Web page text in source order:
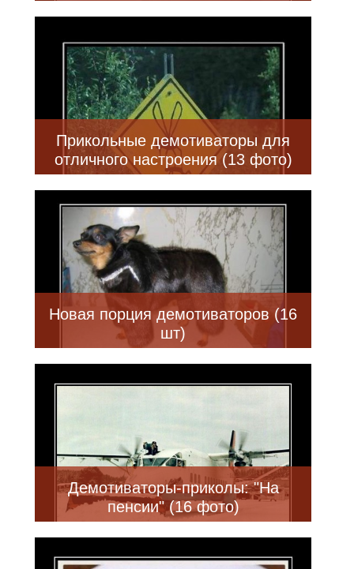
Прикольные демотиваторы для
отличного настроения (13 фото)
Новая порция демотиваторов (16
шт)
Демотиваторы-приколы: "На
пенсии" (16 фото)